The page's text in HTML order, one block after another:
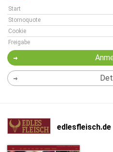
Start
Stornoquote
Cookie
Freigabe
edlesfleisch.de